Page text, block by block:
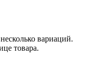
вариаций.
товара.